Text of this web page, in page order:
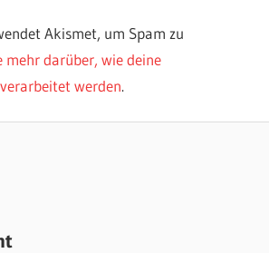
Akismet, um Spam zu
mehr darüber, wie deine
werden.